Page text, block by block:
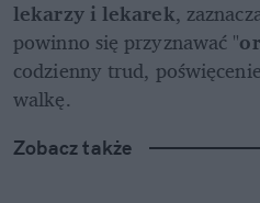
lekarzy i lekarek,
powinno się przyznawać "
codzienny trud,
walkę.
Zobacz także